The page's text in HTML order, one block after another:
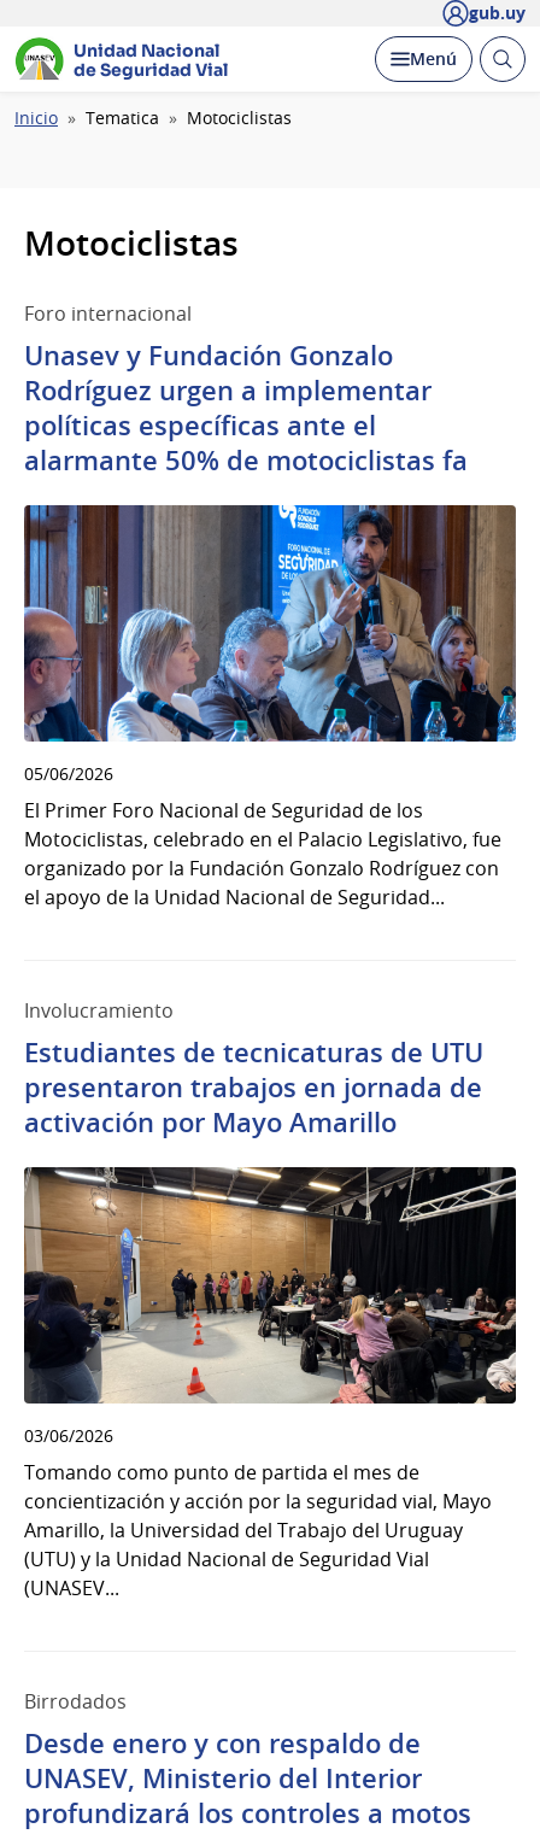
gub.uy
Unidad Nacional
de Seguridad Vial
Desplegar
Menú Abrir
Ruta
Inicio Tematica Motociclistas
Motociclistas
Foro internacional
Unasev y Fundación Gonzalo
Rodríguez urgen a implementar
políticas específicas ante el
alarmante 50% de motociclistas fa
05/06/2026
El Primer Foro Nacional de Seguridad de los
Motociclistas, celebrado en el Palacio Legislativo, fue
organizado por la Fundación Gonzalo Rodríguez con
el apoyo de la Unidad Nacional de Seguridad...
Involucramiento
Estudiantes de tecnicaturas de UTU
presentaron trabajos en jornada de
activación por Mayo Amarillo
03/06/2026
Tomando como punto de partida el mes de
concientización y acción por la seguridad vial, Mayo
Amarillo, la Universidad del Trabajo del Uruguay
(UTU) y la Unidad Nacional de Seguridad Vial
(UNASEV...
Birrodados
Desde enero y con respaldo de
UNASEV, Ministerio del Interior
profundizará los controles a motos